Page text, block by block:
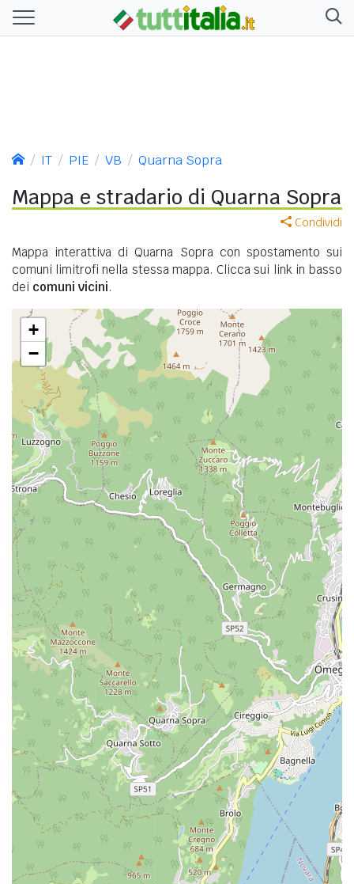
IT PIE VB Quarna Sopra
Mappa e stradario di Quarna Sopra
Condividi
Mappa interattiva di Quarna Sopra con spostamento sui
comuni limitrofi nella stessa mappa. Clicca sui link in basso
dei comuni vicini.
+
−